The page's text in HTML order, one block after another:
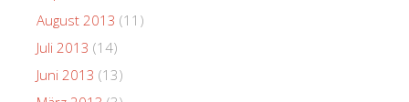
August 2013 (11)
Juli 2013 (14)
Juni 2013 (13)